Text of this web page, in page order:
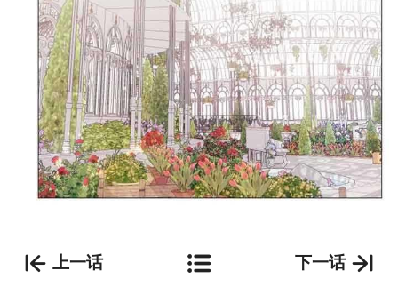
上一话 下一话